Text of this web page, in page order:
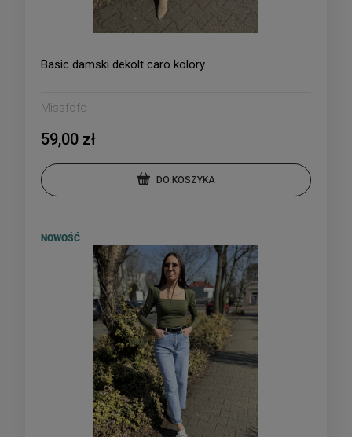
Basic damski dekolt caro kolory
Missfofo
59,00 zł
DO KOSZYKA
NOWOŚĆ